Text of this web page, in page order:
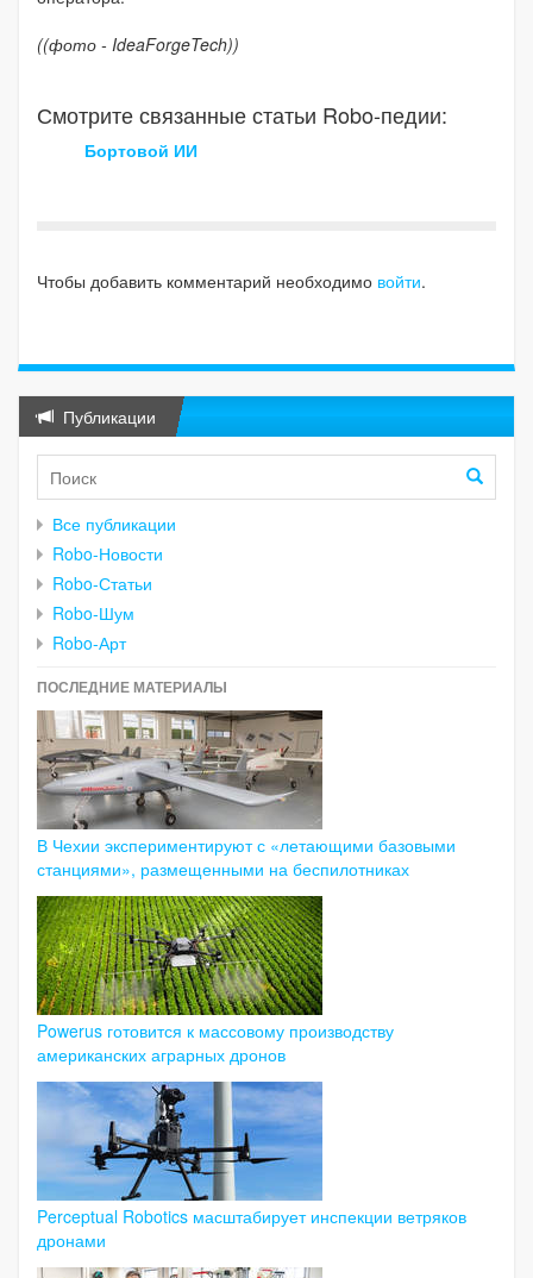
((фото - IdeaForgeTech))
Смотрите связанные статьи Robo-педии:
Бортовой ИИ
Чтобы добавить комментарий необходимо войти.
Публикации
Все публикации
Robo-Новости
Robo-Статьи
Robo-Шум
Robo-Арт
ПОСЛЕДНИЕ МАТЕРИАЛЫ
В Чехии экспериментируют с «летающими базовыми
станциями», размещенными на беспилотниках
Powerus готовится к массовому производству
американских аграрных дронов
Perceptual Robotics масштабирует инспекции ветряков
дронами